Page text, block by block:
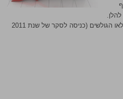
(כניסה לסקר של שנת 2011